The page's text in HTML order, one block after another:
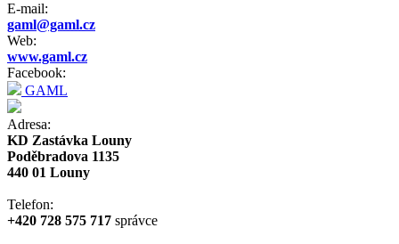
E-mail:
gaml@gaml.cz
Web:
www.gaml.cz
Facebook:
GAML
Adresa:
KD Zastávka Louny
Poděbradova 1135
440 01 Louny
Telefon:
+420 728 575 717 správce